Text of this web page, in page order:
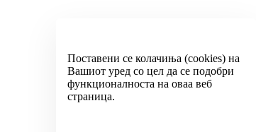
Поставени се колачиња (cookies) на
Вашиот уред со цел да се подобри
функционалноста на оваа веб
страница.